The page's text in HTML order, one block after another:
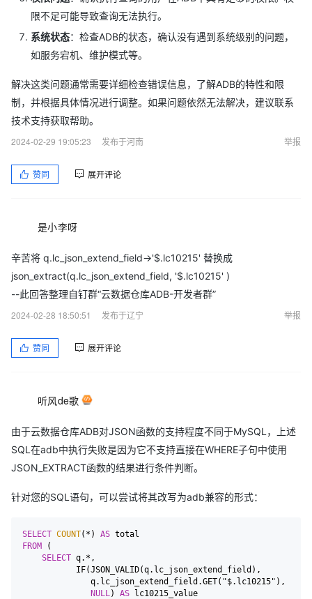
限不足可能导致查询无法执行。
系统状态：检查ADB的状态，确认没有遇到系统级别的问题，
如服务宕机、维护模式等。
解决这类问题通常需要详细检查错误信息，了解ADB的特性和限
制，并根据具体情况进行调整。如果问题依然无法解决，建议联系
技术支持获取帮助。
2024-02-29 19:05:23
发布于河南 举报
赞同 展开评论
是小李呀
辛苦将 q.lc_json_extend_field->'$.lc10215' 替换成
json_extract(q.lc_json_extend_field, '$.lc10215' )
--此回答整理自钉群“云数据仓库ADB-开发者群”
2024-02-28 18:50:51
发布于辽宁 举报
赞同 展开评论
听风de歌
由于云数据仓库ADB对JSON函数的支持程度不同于MySQL，上述
SQL在adb中执行失败是因为它不支持直接在WHERE子句中使用
JSON_EXTRACT函数的结果进行条件判断。
针对您的SQL语句，可以尝试将其改写为adb兼容的形式：
SELECT COUNT( * ) AS
FROM (
SELECT q. * ,
           IF(JSON_VALID(q.lc_json_extend_field),
              q.lc_json_extend_field.GET("$.lc10215"),
NULL ) AS lc10215_value